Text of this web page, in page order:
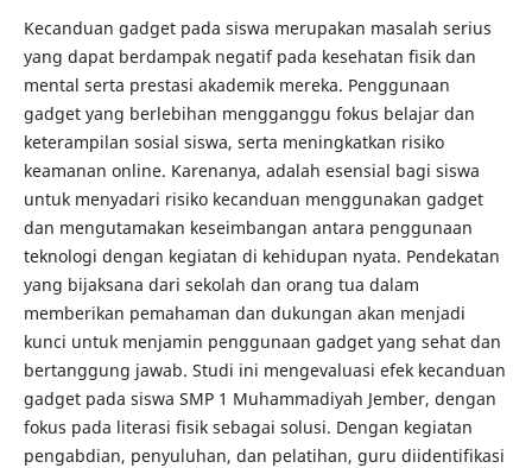
Kecanduan gadget pada siswa merupakan masalah serius
yang dapat berdampak negatif pada kesehatan fisik dan
mental serta prestasi akademik mereka. Penggunaan
gadget yang berlebihan mengganggu fokus belajar dan
keterampilan sosial siswa, serta meningkatkan risiko
keamanan online. Karenanya, adalah esensial bagi siswa
untuk menyadari risiko kecanduan menggunakan gadget
dan mengutamakan keseimbangan antara penggunaan
teknologi dengan kegiatan di kehidupan nyata. Pendekatan
yang bijaksana dari sekolah dan orang tua dalam
memberikan pemahaman dan dukungan akan menjadi
kunci untuk menjamin penggunaan gadget yang sehat dan
bertanggung jawab. Studi ini mengevaluasi efek kecanduan
gadget pada siswa SMP 1 Muhammadiyah Jember, dengan
fokus pada literasi fisik sebagai solusi. Dengan kegiatan
pengabdian, penyuluhan, dan pelatihan, guru diidentifikasi